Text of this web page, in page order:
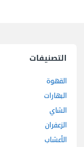
التصنيفات
القهوة
البهارات
الشاي
الزعفران
الأعشاب